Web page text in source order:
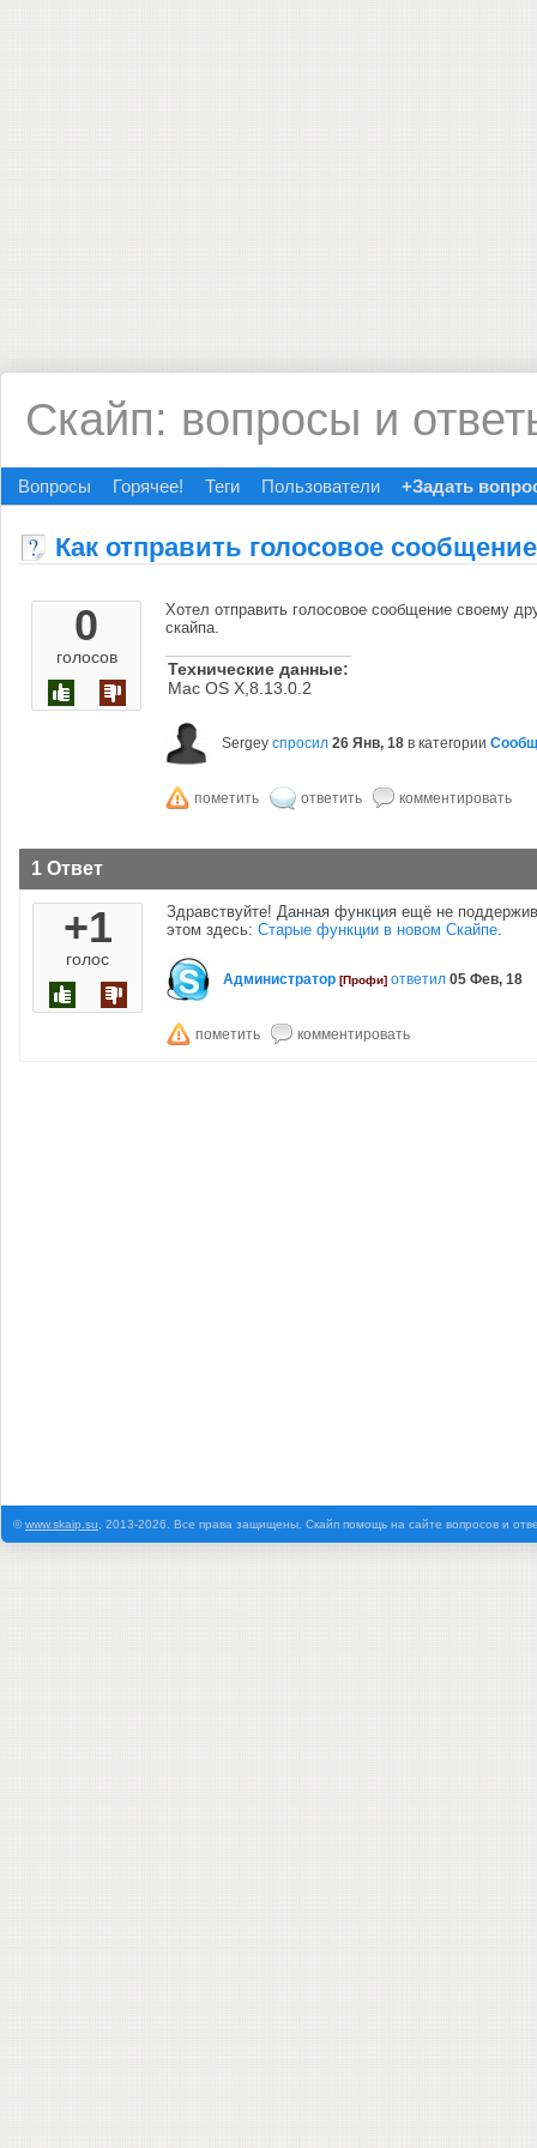
Скайп: вопросы и
Вопросы Горячее! Теги Пользователи +Задать
Как отправить голосовое
0
голосов
Хотел отправить голосовое сообщение своему
скайпа.
Технические данные:
Mac OS X,8.13.0.2
Sergey спросил 26 Янв, 18 в категории
1 Ответ
+1
голос
Здравствуйте! Данная функция ещё не
этом здесь: Старые функции в новом Скайпе.
Администратор [Профи] ответил 05 Фев, 18
©www.skaip.su , 2013-2026. Все права защищены. Скайп помощь на сайте вопросов и